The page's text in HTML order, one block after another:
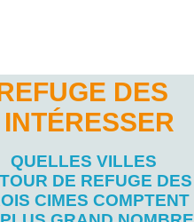
DES
QUELLES VILLES
DE REFUGE DES
CIMES COMPTENT